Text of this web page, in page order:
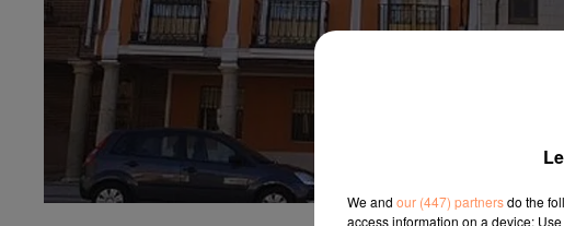
We and our (447) partnersdo the
access information on a device;